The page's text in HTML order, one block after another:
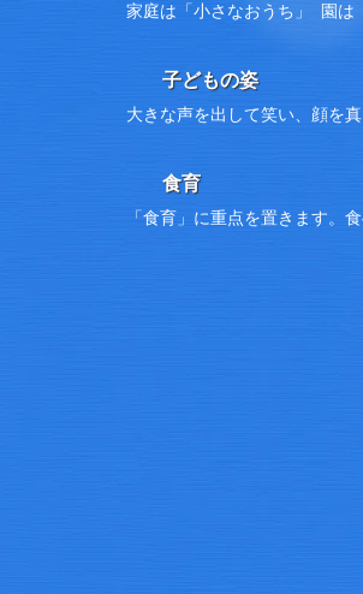
家庭は「小さなおうち」 園は
子どもの姿
大きな声を出して笑い、顔を
食育
「食育」に重点を置きます。